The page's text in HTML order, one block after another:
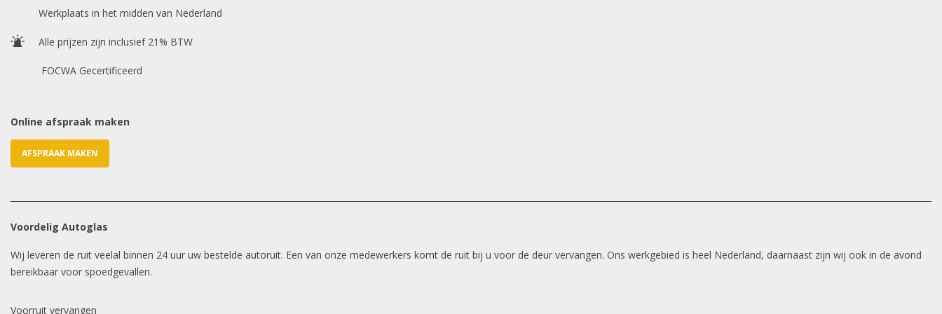
Werkplaats in het midden van Nederland
Alle prijzen zijn inclusief 21% BTW
FOCWA Gecertificeerd
Online afspraak maken
AFSPRAAK MAKEN
Voordelig Autoglas
Wij leveren de ruit veelal binnen 24 uur uw bestelde autoruit. Een van onze medewerkers komt de ruit bij u voor de deur vervangen. Ons werkgebied is heel Nederland, daarnaast zijn wij ook in de avond
bereikbaar voor spoedgevallen.
Voorruit vervangen